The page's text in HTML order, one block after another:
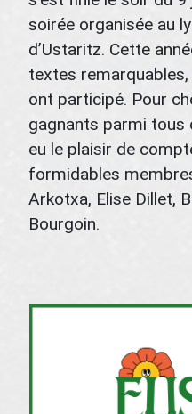
soirée organisée au
d’Ustaritz. Cette
textes
ont participé. Pour
gagnants parmi tous
eu le plaisir de
formidables
Arkotxa, Elise Dillet,
Bourgoin.